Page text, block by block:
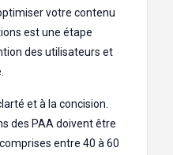
votre contenu
est une étape
des utilisateurs et
et à la concision.
des PAA doivent être
entre 40 à 60